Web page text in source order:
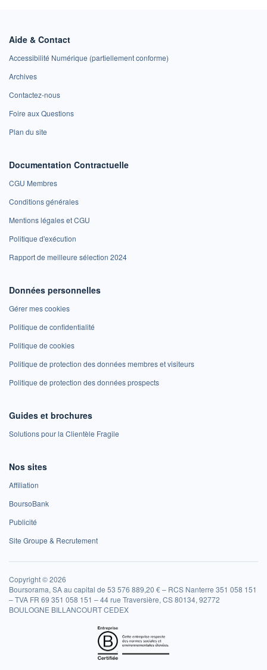
Aide & Contact
Accessibilité Numérique (partiellement conforme)
Archives
Contactez-nous
Foire aux Questions
Plan du site
Documentation Contractuelle
CGU Membres
Conditions générales
Mentions légales et CGU
Politique d'exécution
Rapport de meilleure sélection 2024
Données personnelles
Gérer mes cookies
Politique de confidentialité
Politique de cookies
Politique de protection des données membres et visiteurs
Politique de protection des données prospects
Guides et brochures
Solutions pour la Clientèle Fragile
Nos sites
Affiliation
BoursoBank
Publicité
Site Groupe & Recrutement
Copyright © 2026
Boursorama, SA au capital de 53 576 889,20 € – RCS Nanterre 351 058 151
– TVA FR 69 351 058 151 – 44 rue Traversière, CS 80134, 92772
BOULOGNE BILLANCOURT CEDEX